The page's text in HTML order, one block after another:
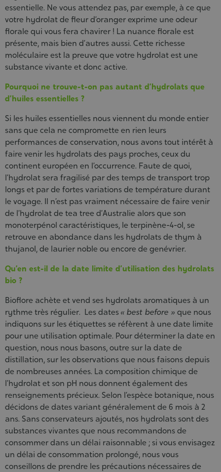
essentielle. Ne vous attendez pas, par exemple, à ce que
votre hydrolat de fleur d’oranger exprime une odeur
florale qui vous fera chavirer ! La nuance florale est
présente, mais bien d’autres aussi. Cette richesse
moléculaire est la preuve que votre hydrolat est une
substance vivante et donc active.
Pourquoi ne trouve-t-on pas autant d’hydrolats que
d’huiles essentielles ?
Si les huiles essentielles nous viennent du monde entier
sans que cela ne compromette en rien leurs
performances de conservation, nous avons tout intérêt à
faire venir les hydrolats des pays proches, ceux du
continent européen en l’occurrence. Faute de quoi,
l’hydrolat sera fragilisé par des temps de transport trop
longs et par de fortes variations de température durant
le voyage. Il n’est pas vraiment nécessaire de faire venir
de l’hydrolat de tea tree d’Australie alors que son
monoterpénol caractéristiques, le terpinène-4-ol, se
retrouve en abondance dans les hydrolats de thym à
thujanol, de laurier noble ou encore de genévrier.
Qu’en est-il de la date limite d’utilisation des hydrolats
bio ?
Bioflore achète et vend ses hydrolats aromatiques à un
rythme très régulier. Les dates« best before » que nous
indiquons sur les étiquettes se réfèrent à une date limite
pour une utilisation optimale. Pour déterminer la date en
question, nous nous basons, outre sur la date de
distillation, sur les observations que nous faisons depuis
de nombreuses années. La composition chimique de
l’hydrolat et son pH nous donnent également des
renseignements précieux. Selon l’espèce botanique, nous
décidons de dates variant généralement de 6 mois à 2
ans. Sans conservateurs ajoutés, nos hydrolats sont des
substances vivantes que nous recommandons de
consommer dans un délai raisonnable ; si vous envisagez
un délai de consommation prolongé, nous vous
conseillons de prendre les précautions nécessaires de